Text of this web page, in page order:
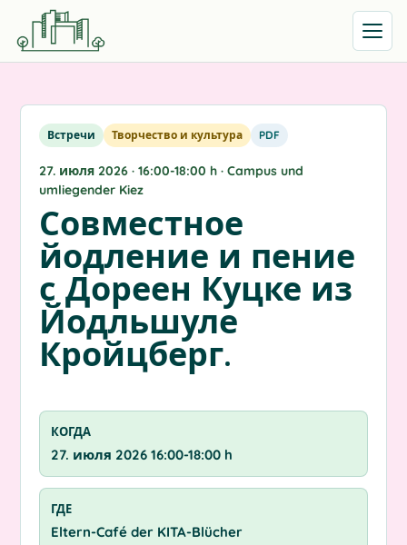
Встречи Творчество и культура PDF
27. июля 2026 · 16:00-18:00 h · Campus und
umliegender Kiez
Совместное
йодление и пение
с Дореен Куцке из
Йодльшуле
Кройцберг.
КОГДА
27. июля 2026 16:00-18:00 h
ГДЕ
Eltern-Café der KITA-Blücher